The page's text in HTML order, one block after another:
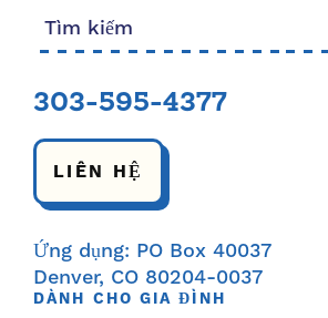
Tìm kiếm:
303-595-4377
LIÊN HỆ
Ứng dụng: PO Box 40037
Denver, CO 80204-0037
DÀNH CHO GIA ĐÌNH